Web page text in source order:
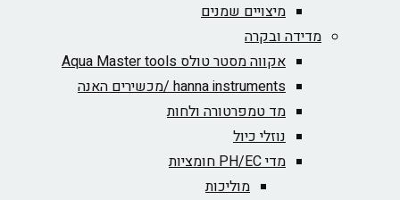
מיצויים שמנים
מדידה ובקרה
אקווה מסטר טולס Aqua Master tools
hanna instruments /מכשירים האנה
מד טמפרטורה ולחות
נוזלי כיול
מדי PH/EC חומציות
מוליכות